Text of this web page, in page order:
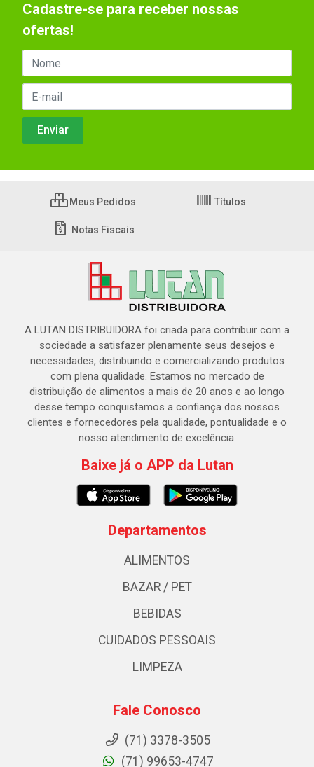
Cadastre-se para receber nossas
ofertas!
Meus Pedidos Títulos
Notas Fiscais
A LUTAN DISTRIBUIDORA foi criada para contribuir com a
sociedade a satisfazer plenamente seus desejos e
necessidades, distribuindo e comercializando produtos
com plena qualidade. Estamos no mercado de
distribuição de alimentos a mais de 20 anos e ao longo
desse tempo conquistamos a confiança dos nossos
clientes e fornecedores pela qualidade, pontualidade e o
nosso atendimento de excelência.
Baixe já o APP da Lutan
Departamentos
ALIMENTOS
BAZAR / PET
BEBIDAS
CUIDADOS PESSOAIS
LIMPEZA
Fale Conosco
(71) 3378-3505
(71) 99653-4747